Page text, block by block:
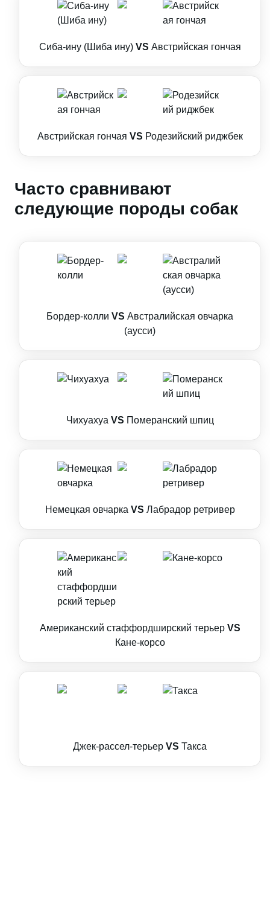
Сиба-ину (Шиба ину) VS Австрийская гончая
Австрийская гончая VS Родезийский риджбек
Часто сравнивают
следующие породы собак
Бордер-колли VS Австралийская овчарка
(аусси)
Чихуахуа VS Померанский шпиц
Немецкая овчарка VS Лабрадор ретривер
Американский стаффордширский терьер VS
Кане-корсо
Джек-рассел-терьер VS Такса